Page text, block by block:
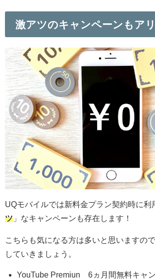
激アツのキャンペーンもアリ
UQモバイルでは新料金プラン契約時に利
ツ 」なキャンペーンも存在します！
こちらも気になる方は多いと思いますの
していきましょう。
YouTube Premiun 6ヵ月間無料キャ